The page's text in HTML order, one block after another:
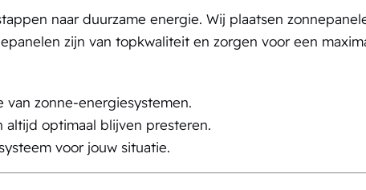
naar duurzame energie. Wij plaatsen
zijn van topkwaliteit en zorgen voor een
van zonne-energiesystemen.
optimaal blijven presteren.
voor jouw situatie.